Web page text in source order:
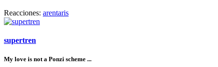
Reacciones: arentaris
supertren
My love is not a Ponzi scheme ...